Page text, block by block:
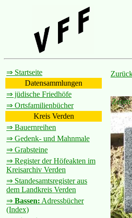
⇒ Startseite
Datensammlungen
⇒ jüdische Friedhöfe
⇒ Ortsfamilienbücher
Kreis Verden
⇒ Bauernreihen
⇒ Gedenk- und Mahnmale
⇒ Grabsteine
⇒ Register der Höfeakten im
Kreisarchiv Verden
⇒ Standesamtsregister aus
dem Landkreis Verden
⇒ Bassen: Adressbücher
(Index)
Zoom